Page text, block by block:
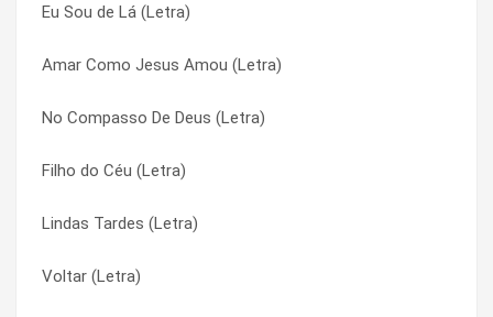
Eu Sou de Lá (Letra)
Amar Como Jesus Amou (Letra)
No Compasso De Deus (Letra)
Filho do Céu (Letra)
Lindas Tardes (Letra)
Voltar (Letra)
A Poesia Me Leva (Letra)
A Mão de Deus (Letra)
A Lista (Letra)
A Liberdade (Letra)
A Esperança Entre Nós (Letra)
A Cor De Deus (Letra)
Maria e o Anjo (Letra)
Me Espera (Letra)
Me Espera (Letra)
Meu Abrigo (Letra)
Meu Abrigo (Letra)
Meu Coração Na Cruz (Letra)